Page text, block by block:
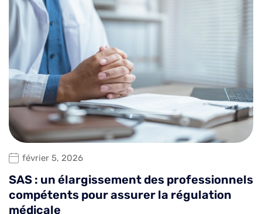
février 5, 2026
SAS : un élargissement des professionnels
compétents pour assurer la régulation
médicale